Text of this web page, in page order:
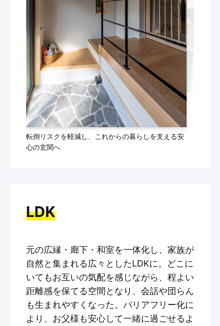
転倒リスクを軽減し、これからの暮らしを支える安
心の玄関へ
LDK
元の広縁・廊下・和室を一体化し、家族が
自然と集まれる広々としたLDKに。どこに
いてもお互いの気配を感じながら、程よい
距離感を保てる空間となり、会話や団らん
も生まれやすくなった。バリアフリー化に
より、お父様も安心して一緒に過ごせるよ